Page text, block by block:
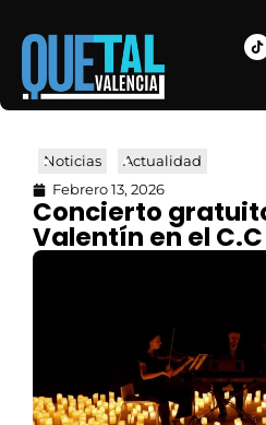
Noticias
Actualidad
Febrero 13, 2026
Concierto
Valentín en el